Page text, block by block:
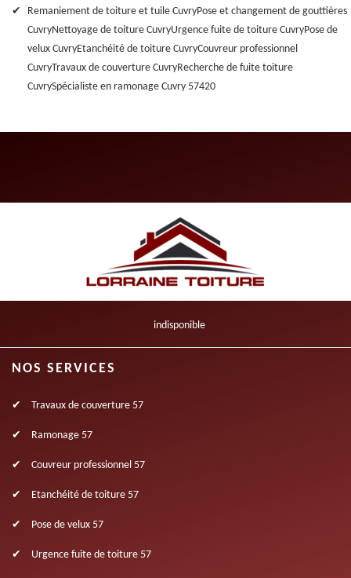
Remaniement de toiture et tuile CuvryPose et changement de gouttières
CuvryNettoyage de toiture CuvryUrgence fuite de toiture CuvryPose de
velux CuvryEtanchéité de toiture CuvryCouvreur professionnel
CuvryTravaux de couverture CuvryRecherche de fuite toiture
CuvrySpécialiste en ramonage Cuvry 57420
indisponible
NOS SERVICES
Travaux de couverture 57
Ramonage 57
Couvreur professionnel 57
Etanchéité de toiture 57
Pose de velux 57
Urgence fuite de toiture 57